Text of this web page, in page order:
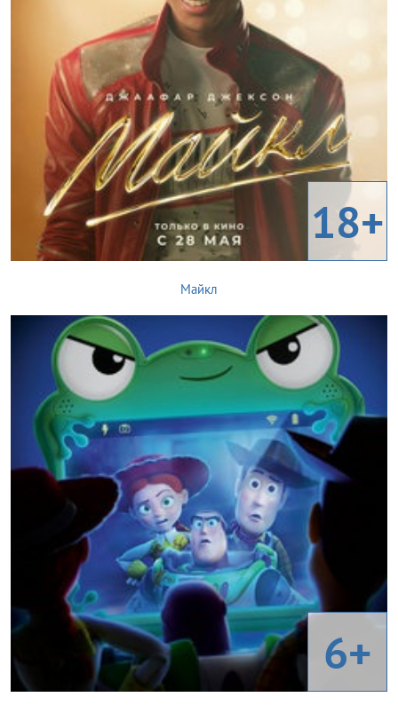
18+
Майкл
6+